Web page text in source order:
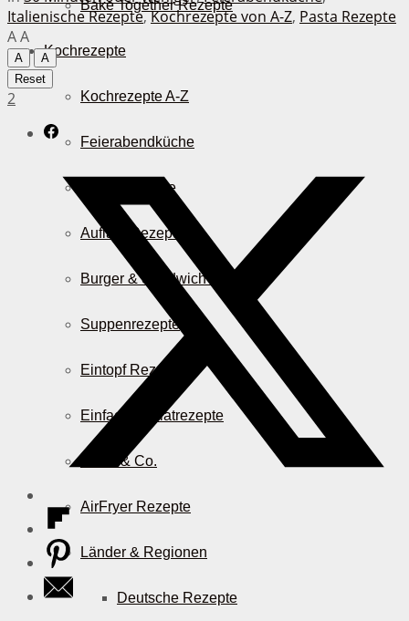
Bake Together Rezepte
Kochrezepte
Kochrezepte A-Z
Feierabendküche
Pasta Rezepte
Auflauf Rezepte
Burger & Sandwich Rezepte
Suppenrezepte
Eintopf Rezepte
Einfache Salatrezepte
Pizza & Co.
AirFryer Rezepte
Länder & Regionen
Deutsche Rezepte
Italienische Rezepte,Kochrezepte von A-Z, Pasta Rezepte
AA
A
A
Reset
2